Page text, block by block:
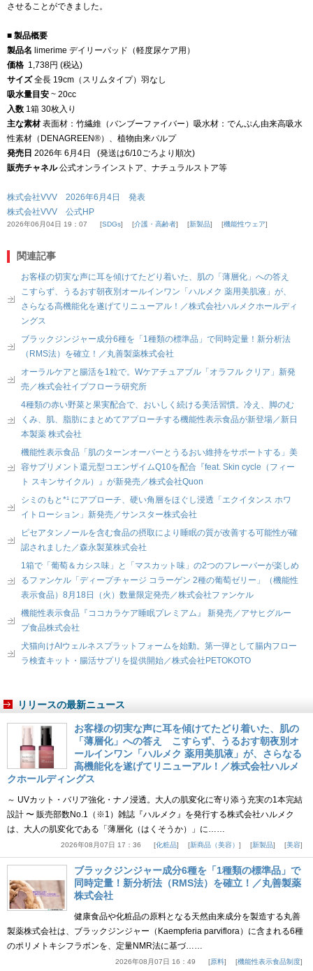
させることができました。
■ 製品概要
製品名 limerime デイリーパッド（軽度尿ケア用）
価格 1,738円 (税込)
サイズ全長 19cm（スリムタイプ）羽なし
吸水量目安 ~ 20cc
入数 1箱 30枚入り
主な素材表面材：竹繊維（バンブーファイバー）吸水材：でんぷん由来高吸水
性素材（DENAGREEN®︎）、植物由来パルプ
発売日 2026年 6月4日 (発送は6/10ごろより順次)
販売チャネル公式オンラインストア、ナチュラルストア等
株式会社VVV 2026年6月4日 発表
株式会社VVV 公式HP
2026年06月04日 19：07 SDGs 介護・高齢者 新製品 機能性ウェア
関連記事
お客様の切実な声に耳を傾けてたどり着いた、肌の「薄層化」への答え
こすらず、うるおす朝夜別オールインワン「ハルメク 薬用美肌液」が、
さらなる高機能化を遂げてリニューアル！／株式会社ハルメクホールディ
ングス
ブラックジンジャー成分6種を「1種類の標準品」で同時定量！新分析法
（RMS法）を確立！／丸善製薬株式会社
オーラルケアと腸活を1粒で。Wケアチュアブル「オラフル クリア」新発
売／株式会社イブフローラ研究所
4種類の赤い野菜と果実配合で、おいしく続ける美活習慣。冷え、脚のむ
くみ、肌、脂肪にまとめてアプローチする機能性表示食品が新登場／新日
本製薬 株式会社
機能性表示食品「肌のターンオーバーとうるおい維持をサポートする」美
容サプリメント還元型コエンザイムQ10を配合『feat. Skin cycle（フィー
ト スキンサイクル）』が新発売／株式会社Quon
シミのもと*¹ にアプローチ、硬い角層をほぐし浸透「エクイタンス ホワ
イトローション」新発売／サンスター株式会社
ピセアタンノールを含む食品の摂取により睡眠の質が改善する可能性が確
認されました／森永製菓株式会社
1箱で「葡萄＆カシス味」と「マスカット味」の2つのフレーバーが楽しめ
るファンケル「ディープチャージ コラーゲン 2種の葡萄ゼリー」（機能性
表示食品）8月18日（火）数量限定発売／株式会社ファンケル
機能性表示食品『ココカラケア睡眠プレミアム』 新発売／アサヒグルー
プ食品株式会社
犬猫向けAIウェルネスプラットフォームを始動。第一弾として腸内フロー
ラ検査キット・腸活サプリを提供開始／株式会社PETOKOTO
リリースの最新ニュース
お客様の切実な声に耳を傾けてたどり着いた、肌の
「薄層化」への答え こすらず、うるおす朝夜別オ
ールインワン「ハルメク 薬用美肌液」が、さらなる
高機能化を遂げてリニューアル！／株式会社ハルメ
クホールディングス
～ UVカット・バリア強化・ナノ浸透。大人の肌変化に寄り添う充実の1本完結
設計 〜 販売部数No.1（※1）雑誌『ハルメク』を発行する株式会社ハルメク
は、大人の肌変化である「薄層化（はくそうか）」に……
2026年08月07日 17：36 化粧品 新商品（美容） 新製品 美容
ブラックジンジャー成分6種を「1種類の標準品」で
同時定量！新分析法（RMS法）を確立！／丸善製薬
株式会社
健康食品や化粧品の原料となる天然由来成分を製造する丸善
製薬株式会社は、ブラックジンジャー（Kaempferia parviflora）に含まれる6種
のポリメトキシフラボンを、定量NMR法に基づ……
2026年08月07日 16：49 原料 機能性表示食品制度